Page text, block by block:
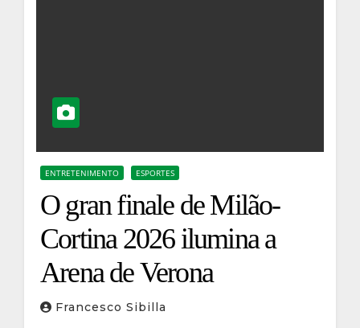
ENTRETENIMENTO ESPORTES
O gran finale de Milão-
Cortina 2026 ilumina a
Arena de Verona
Francesco Sibilla